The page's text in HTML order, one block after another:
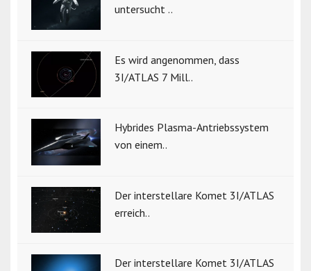
untersucht ..
Es wird angenommen, dass
3I/ATLAS 7 Mill..
Hybrides Plasma-Antriebssystem
von einem..
Der interstellare Komet 3I/ATLAS
erreich..
Der interstellare Komet 3I/ATLAS